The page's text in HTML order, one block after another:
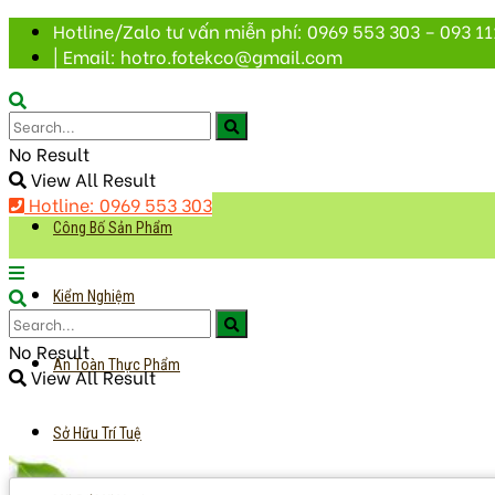
Hotline/Zalo tư vấn miễn phí: 0969 553 303 – 093
| Email: hotro.fotekco@gmail.com
No Result
View All Result
Hotline: 0969 553 303
Công Bố Sản Phẩm
Kiểm Nghiệm
An Toàn Thực Phẩm
Sở Hữu Trí Tuệ
No Result
View All Result